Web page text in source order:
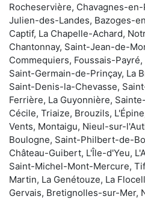
Rocheservière, Chavagnes-
Julien-des-Landes, Bazoges-
Captif, La Chapelle-Achard,
Chantonnay, Saint-Jean-de-
Commequiers, Foussais-
Saint-Germain-de-Prinçay, La
Saint-Denis-la-Chevasse,
Ferrière, La Guyonnière,
Cécile, Triaize, Brouzils,
Vents, Montaigu, Nieul-sur-
Boulogne, Saint-Philbert-de-
Château-Guibert, L'Île-d'Yeu,
Saint-Michel-Mont-Mercure,
Martin, La Genétouze, La
Gervais, Bretignolles-sur-Mer,